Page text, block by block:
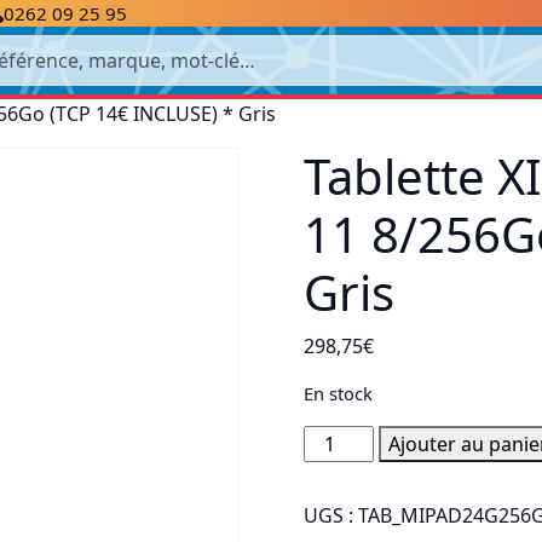
0262 09 25 95
(TCP 14€ INCLUSE) * Gris
Tablette
11 8/
Gris
298,75€
En stock
quantité
de
XIAOMI
Ajouter au
UGS :